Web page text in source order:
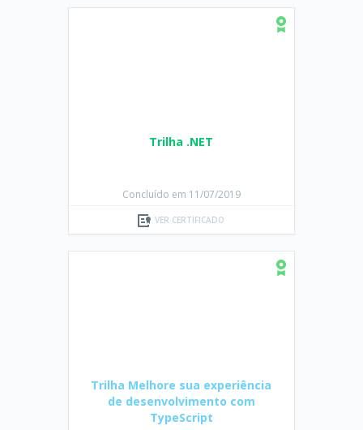
Trilha .NET
Concluído em 11/07/2019
VER CERTIFICADO
Trilha Melhore sua experiência
de desenvolvimento com
TypeScript